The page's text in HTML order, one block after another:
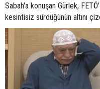
Sabah'a konuşan Gürlek,
kesintisiz sürdüğünün altını